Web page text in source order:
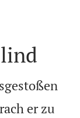
er zu